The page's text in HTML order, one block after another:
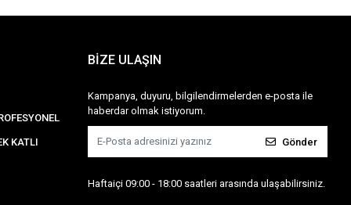
KATLI
BİZE ULAŞIN
Kampanya, duyuru, bilgilendirmelerden e-posta ile
haberdar olmak istiyorum.
Gönder
Haftaiçi 09:00 - 18:00 saatleri arasında ulaşabilirsiniz.